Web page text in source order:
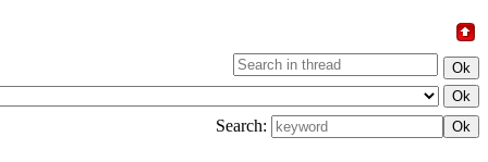
Search: